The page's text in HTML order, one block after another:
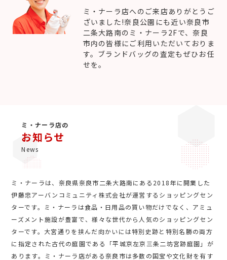
ミ・ナーラ店へのご来店ありがとうご
ざいました!奈良公園にも近い奈良市
二条大路南のミ・ナーラ2Fで、奈良
市内の皆様にご利用いただいておりま
す。ブランドバッグの査定もぜひお任
せを。
ミ・ナーラ店の
お知らせ
News
ミ・ナーラは、奈良県奈良市二条大路南にある2018年に開業した
伊藤忠アーバンコミュニティ株式会社が運営するショッピングセン
ターです。ミ・ナーラは食品・日用品の買い物だけでなく、アミュ
ーズメント施設が豊富で、様々な世代から人気のショッピングセン
ターです。大宮通りを挟んだ向かいには特別史跡と特別名勝の両方
に指定された古代の庭園である「平城京左京三条二坊宮跡庭園」が
あります。ミ・ナーラ店がある奈良市は多数の国宝や文化財を有す